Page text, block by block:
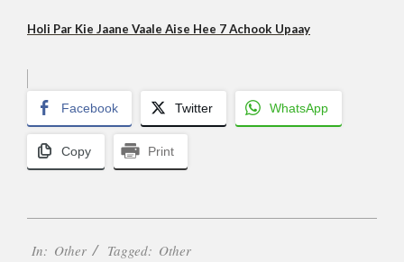
Holi Par Kie Jaane Vaale Aise Hee 7 Achook Upaay
Facebook Twitter WhatsApp
Copy Print
04-
In: Other Tagged: Other